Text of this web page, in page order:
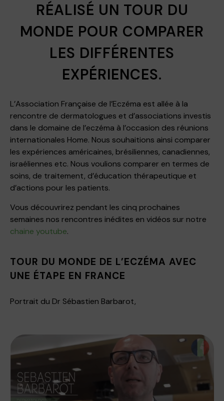
RÉALISÉ UN TOUR DU
MONDE POUR COMPARER
LES DIFFÉRENTES
EXPÉRIENCES.
L’Association Française de l’Eczéma est allée à la
rencontre de dermatologues et d’associations investis
dans le domaine de l’eczéma à l’occasion des réunions
internationales Home. Nous souhaitions ainsi comparer
les expériences américaines, brésiliennes, canadiennes,
israéliennes etc. Nous voulions comparer en termes de
soins, de traitement, d’éducation thérapeutique et
d’actions pour les patients.
Vous découvrirez pendant les cinq prochaines
semaines nos rencontres inédites en vidéos sur notre
chaine youtube.
TOUR DU MONDE DE L’ECZÉMA AVEC
UNE ÉTAPE EN FRANCE
Portrait du Dr Sébastien Barbarot,